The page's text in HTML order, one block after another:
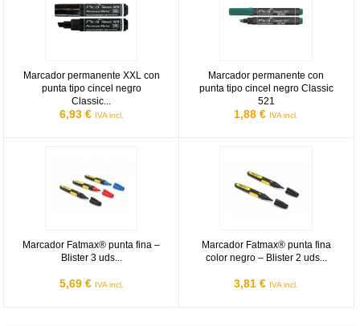
Marcador permanente XXL con
punta tipo cincel negro
Classic...
6,93 € IVA incl.
Marcador permanente con
punta tipo cincel negro Classic
521
1,88 € IVA incl.
Marcador Fatmax® punta fina –
Blister 3 uds...
5,69 € IVA incl.
Marcador Fatmax® punta fina
color negro – Blister 2 uds...
3,81 € IVA incl.